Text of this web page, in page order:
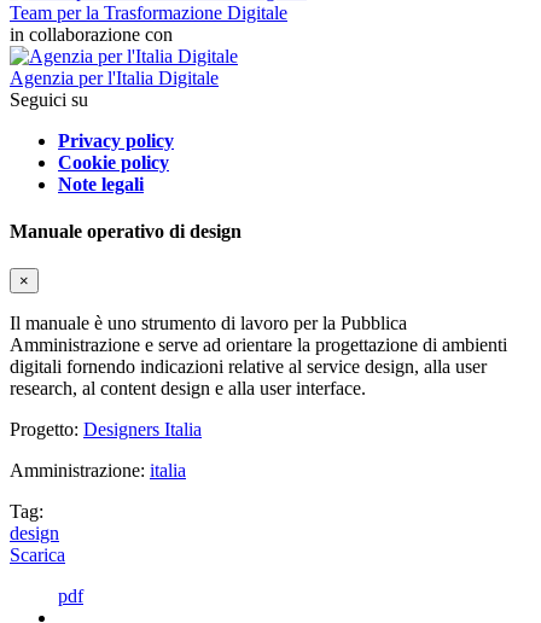
Team per la Trasformazione Digitale
in collaborazione con
Agenzia per l'Italia Digitale
Seguici su
Privacy policy
Cookie policy
Note legali
Manuale operativo di design
×
Il manuale è uno strumento di lavoro per la Pubblica
Amministrazione e serve ad orientare la progettazione di ambienti
digitali fornendo indicazioni relative al service design, alla user
research, al content design e alla user interface.
Progetto: Designers Italia
Amministrazione: italia
Tag:
design
Scarica
pdf